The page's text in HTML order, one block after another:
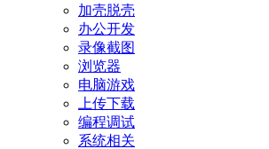
加壳脱壳
办公开发
录像截图
浏览器
电脑游戏
上传下载
编程调试
系统相关